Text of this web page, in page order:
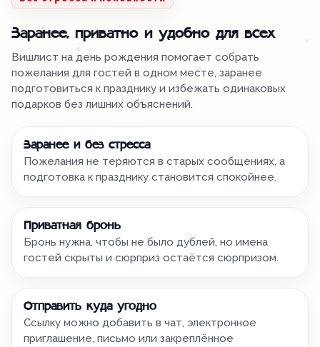
Заранее, приватно и удобно для всех
Вишлист на день рождения помогает собрать
пожелания для гостей в одном месте, заранее
подготовиться к празднику и избежать одинаковых
подарков без лишних объяснений.
Заранее и без стресса
Пожелания не теряются в старых сообщениях, а
подготовка к празднику становится спокойнее.
Приватная бронь
Бронь нужна, чтобы не было дублей, но имена
гостей скрыты и сюрприз остаётся сюрпризом.
Отправить куда угодно
Ссылку можно добавить в чат, электронное
приглашение, письмо или закреплённое